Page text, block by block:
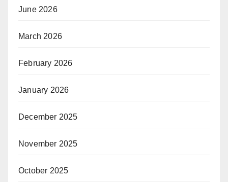
June 2026
March 2026
February 2026
January 2026
December 2025
November 2025
October 2025